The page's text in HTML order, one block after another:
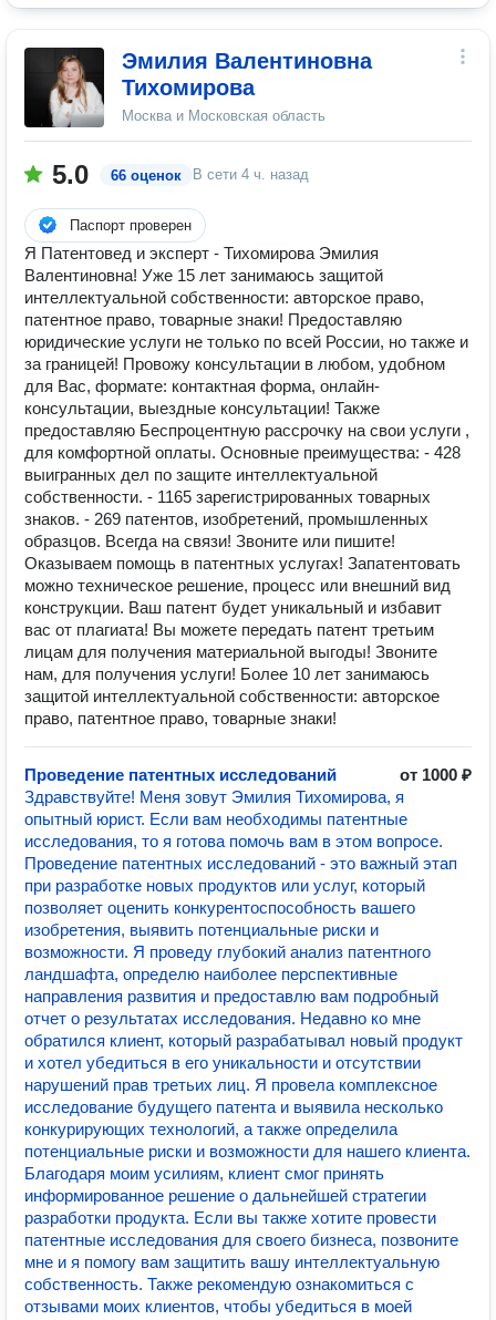
Эмилия Валентиновна
Тихомирова
Москва и Московская область
5.0 66 оценок В сети 4 ч. назад
Паспорт проверен
Я Патентовед и эксперт - Тихомирова Эмилия
Валентиновна! Уже 15 лет занимаюсь защитой
интеллектуальной собственности: авторское право,
патентное право, товарные знаки! Предоставляю
юридические услуги не только по всей России, но также и
за границей! Провожу консультации в любом, удобном
для Вас, формате: контактная форма, онлайн-
консультации, выездные консультации! Также
предоставляю Беспроцентную рассрочку на свои услуги ,
для комфортной оплаты. Основные преимущества: - 428
выигранных дел по защите интеллектуальной
собственности. - 1165 зарегистрированных товарных
знаков. - 269 патентов, изобретений, промышленных
образцов. Всегда на связи! Звоните или пишите!
Оказываем помощь в патентных услугах! Запатентовать
можно техническое решение, процесс или внешний вид
конструкции. Ваш патент будет уникальный и избавит
вас от плагиата! Вы можете передать патент третьим
лицам для получения материальной выгоды! Звоните
нам, для получения услуги! Более 10 лет занимаюсь
защитой интеллектуальной собственности: авторское
право, патентное право, товарные знаки!
Проведение патентных исследований
от 1000 ₽
Здравствуйте! Меня зовут Эмилия Тихомирова, я
опытный юрист. Если вам необходимы патентные
исследования, то я готова помочь вам в этом вопросе.
Проведение патентных исследований - это важный этап
при разработке новых продуктов или услуг, который
позволяет оценить конкурентоспособность вашего
изобретения, выявить потенциальные риски и
возможности. Я проведу глубокий анализ патентного
ландшафта, определю наиболее перспективные
направления развития и предоставлю вам подробный
отчет о результатах исследования. Недавно ко мне
обратился клиент, который разрабатывал новый продукт
и хотел убедиться в его уникальности и отсутствии
нарушений прав третьих лиц. Я провела комплексное
исследование будущего патента и выявила несколько
конкурирующих технологий, а также определила
потенциальные риски и возможности для нашего клиента.
Благодаря моим усилиям, клиент смог принять
информированное решение о дальнейшей стратегии
разработки продукта. Если вы также хотите провести
патентные исследования для своего бизнеса, позвоните
мне и я помогу вам защитить вашу интеллектуальную
собственность. Также рекомендую ознакомиться с
отзывами моих клиентов, чтобы убедиться в моей